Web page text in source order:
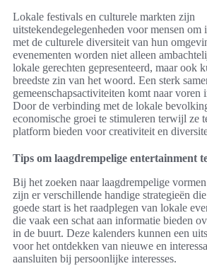
Lokale festivals en culturele markten zijn
uitstekendegelegenheden voor mensen om
met de culturele diversiteit van hun
evenementen worden niet alleen
lokale gerechten gepresenteerd, maar ook
breedste zin van het woord. Een sterk
gemeenschapsactiviteiten komt naar voren
Door de verbinding met de lokale
economische groei te stimuleren terwijl ze
platform bieden voor creativiteit en
Tips om laagdrempelige entertainment
Bij het zoeken naar laagdrempelige
zijn er verschillende handige strategieën
goede start is het raadplegen van lokale
die vaak een schat aan informatie bieden
in de buurt. Deze kalenders kunnen een
voor het ontdekken van nieuwe en
aansluiten bij persoonlijke interesses.